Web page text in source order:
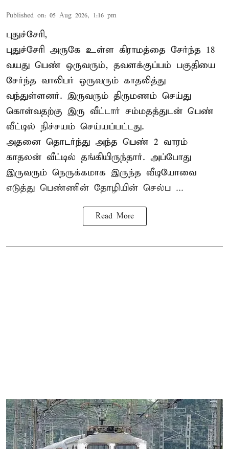
Published on: 05 Aug 2026, 1:16 pm
புதுச்சேரி,
புதுச்சேரி அருகே உள்ள கிராமத்தை சேர்ந்த 18
வயது பெண் ஒருவரும், தவளக்குப்பம் பகுதியை
சேர்ந்த வாலிபர் ஒருவரும் காதலித்து
வந்துள்ளனர். இருவரும் திருமணம் செய்து
கொள்வதற்கு இரு வீட்டார் சம்மதத்துடன் பெண்
வீட்டில் நிச்சயம் செய்யப்பட்டது.
அதனை தொடர்ந்து அந்த பெண் 2 வாரம்
காதலன் வீட்டில் தங்கியிருந்தார். அப்போது
இருவரும் நெருக்கமாக இருந்த வீடியோவை
எடுத்து பெண்ணின் தோழியின் செல்ப ...
Read More